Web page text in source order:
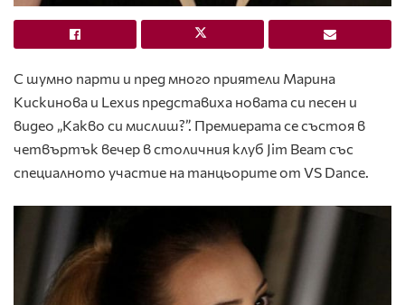
С шумно парти и пред много приятели Марина
Кискинова и Lexus представиха новата си песен и
видео „Какво си мислиш?”. Премиерата се състоя в
четвъртък вечер в столичния клуб Jim Beam със
специалното участие на танцьорите от VS Dance.